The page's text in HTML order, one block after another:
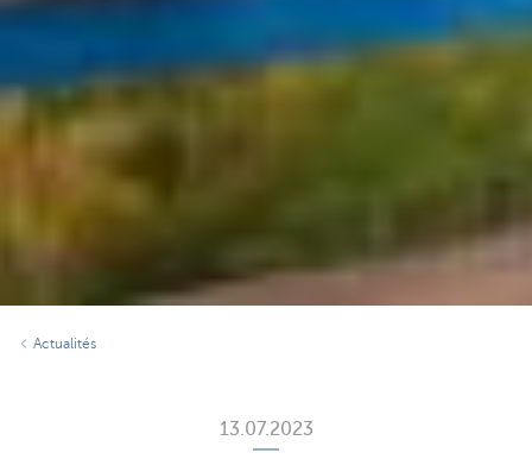
Actualités
13.07.2023